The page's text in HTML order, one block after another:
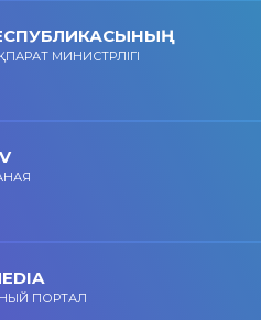
МИНИСТРЛІГІ
ПОРТАЛ